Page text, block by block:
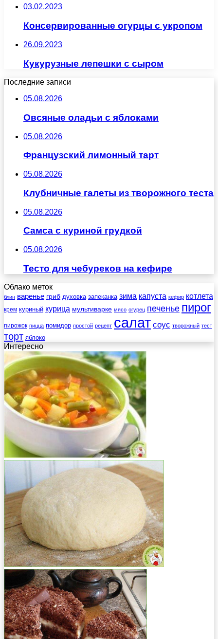
03.02.2023
Консервированные огурцы с укропом
26.09.2023
Кукурузные лепешки с сыром
Последние записи
05.08.2026
Овсяные оладьи с яблоками
05.08.2026
Французский лимонный тарт
05.08.2026
Клубничные галеты из творожного теста
05.08.2026
Самса с куриной грудкой
05.08.2026
Тесто для чебуреков на кефире
Облако меток
блин варенье гриб духовка запеканка зима капуста кефир котлета
крем куриный курица мультиварке мясо огурец печенье пирог
пирожок пицца помидор простой рецепт салат соус творожный тест
торт яблоко
Интересно